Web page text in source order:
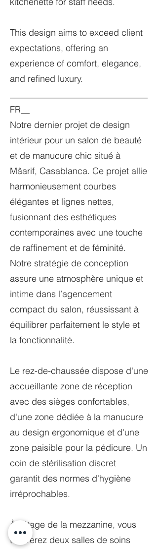
This design aims to exceed client
expectations, offering an
experience of comfort, elegance,
and refined luxury.
FR__
Notre dernier projet de design
intérieur pour un salon de beauté
et de manucure chic situé à
Mâarif, Casablanca. Ce projet allie
harmonieusement courbes
élégantes et lignes nettes,
fusionnant des esthétiques
contemporaines avec une touche
de raffinement et de féminité.
Notre stratégie de conception
assure une atmosphère unique et
intime dans l’agencement
compact du salon, réussissant à
équilibrer parfaitement le style et
la fonctionnalité.
Le rez-de-chaussée dispose d'une
accueillante zone de réception
avec des sièges confortables,
d'une zone dédiée à la manucure
au design ergonomique et d'une
zone paisible pour la pédicure. Un
coin de stérilisation discret
garantit des normes d'hygiène
irréprochables.
À l'étage de la mezzanine, vous
trouverez deux salles de soins